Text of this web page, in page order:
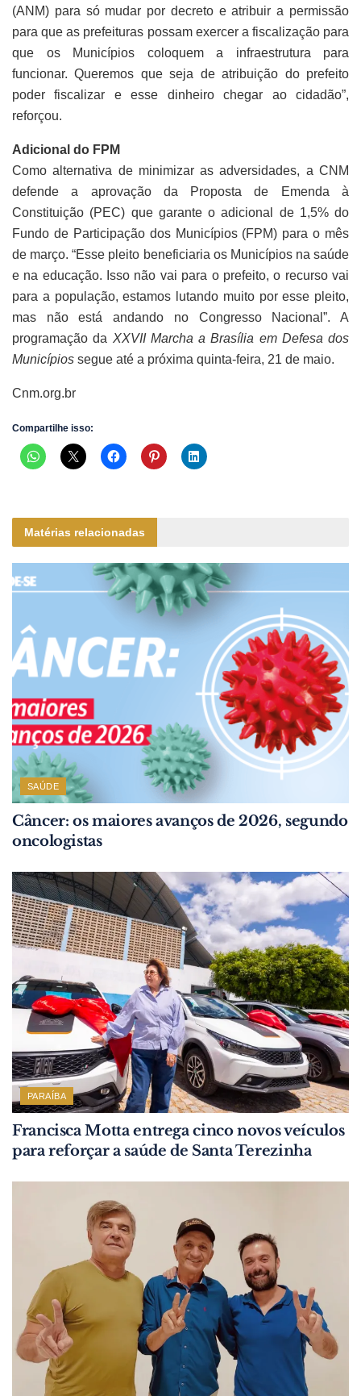
(ANM) para só mudar por decreto e atribuir a permissão
para que as prefeituras possam exercer a fiscalização para
que os Municípios coloquem a infraestrutura para
funcionar. Queremos que seja de atribuição do prefeito
poder fiscalizar e esse dinheiro chegar ao cidadão”,
reforçou.
Adicional do FPM
Como alternativa de minimizar as adversidades, a CNM
defende a aprovação da Proposta de Emenda à
Constituição (PEC) que garante o adicional de 1,5% do
Fundo de Participação dos Municípios (FPM) para o mês
de março. “Esse pleito beneficiaria os Municípios na saúde
e na educação. Isso não vai para o prefeito, o recurso vai
para a população, estamos lutando muito por esse pleito,
mas não está andando no Congresso Nacional”. A
programação da XXVII Marcha a Brasília em Defesa dos
Municípios segue até a próxima quinta-feira, 21 de maio.
Cnm.org.br
Compartilhe isso:
Matérias relacionadas
SAÚDE
Câncer: os maiores avanços de 2026, segundo
oncologistas
PARAÍBA
Francisca Motta entrega cinco novos veículos
para reforçar a saúde de Santa Terezinha